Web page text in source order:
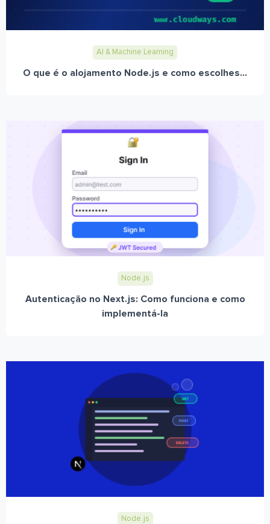
AI & Machine Learning
O que é o alojamento Node.js e como escolhes...
Node.js
Autenticação no Next.js: Como funciona e como
implementá-la
Node.js